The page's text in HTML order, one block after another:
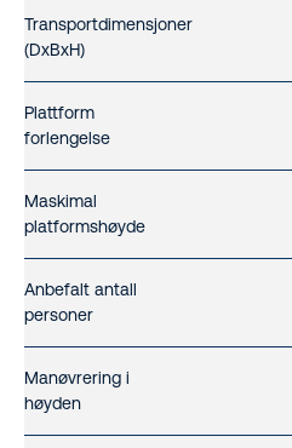
Transportdimensjoner
(DxBxH)
Plattform
forlengelse
Maskimal
platformshøyde
Anbefalt antall
personer
Manøvrering i
høyden